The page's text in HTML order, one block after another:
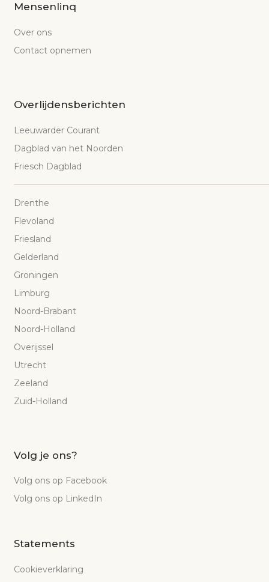
Mensenlinq
Over ons
Contact opnemen
Overlijdensberichten
Leeuwarder Courant
Dagblad van het Noorden
Friesch Dagblad
Drenthe
Flevoland
Friesland
Gelderland
Groningen
Limburg
Noord-Brabant
Noord-Holland
Overijssel
Utrecht
Zeeland
Zuid-Holland
Volg je ons?
Volg ons op Facebook
Volg ons op LinkedIn
Statements
Cookieverklaring